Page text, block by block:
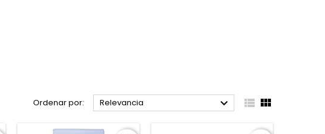
Ordenar por: Relevancia   